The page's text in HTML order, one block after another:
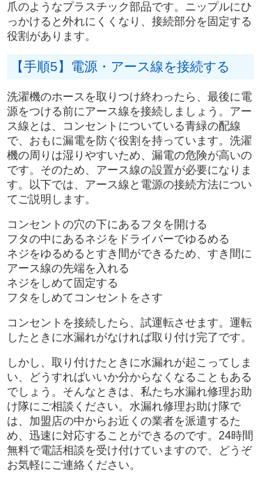
爪のようなプラスチック部品です。ニップルにひ
っかけると外れにくくなり、接続部分を固定する
役割があります。
【手順5】電源・アース線を接続する
洗濯機のホースを取りつけ終わったら、最後に電
源をつける前にアース線を接続しましょう。アー
ス線とは、コンセントについている青緑の配線
で、おもに漏電を防ぐ役割を持っています。洗濯
機の周りは湿りやすいため、漏電の危険が高いの
です。そのため、アース線の設置が必要になりま
す。以下では、アース線と電源の接続方法につい
てご説明します。
コンセントの穴の下にあるフタを開ける
フタの中にあるネジをドライバーでゆるめる
ネジをゆるめるとすき間ができるため、すき間に
アース線の先端を入れる
ネジをしめて固定する
フタをしめてコンセントをさす
コンセントを接続したら、試運転させます。運転
したときに水漏れがなければ取り付け完了です。
しかし、取り付けたときに水漏れが起こってしま
い、どうすればいいか分からなくなることもある
でしょう。そんなときは、私たち水漏れ修理お助
け隊にご相談ください。水漏れ修理お助け隊で
は、加盟店の中からお近くの業者を派遣するた
め、迅速に対応することができるのです。24時間
無料で電話相談を受け付けていますので、どうぞ
お気軽にご連絡ください。